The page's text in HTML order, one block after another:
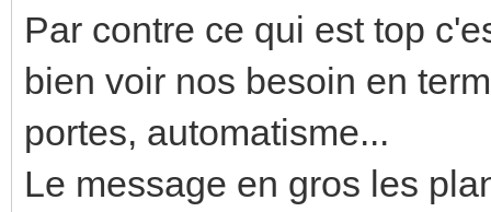
Par contre ce qui est top
bien voir nos besoin en
portes, automatisme...
Le message en gros les